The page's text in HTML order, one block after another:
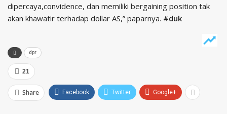
dipercaya,convidence, dan memiliki bergaining position tak
akan khawatir terhadap dollar AS,” paparnya. #duk
dpr
21
Share Facebook Twitter Google+